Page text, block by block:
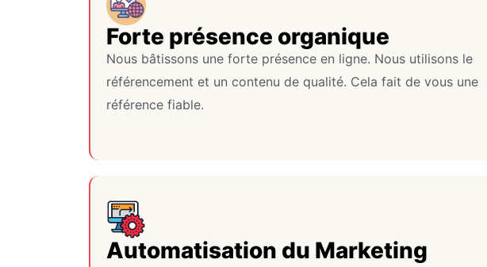
Forte présence organique
Nous bâtissons une forte présence en ligne. Nous utilisons le
référencement et un contenu de qualité. Cela fait de vous une
référence fiable.
Automatisation du Marketing